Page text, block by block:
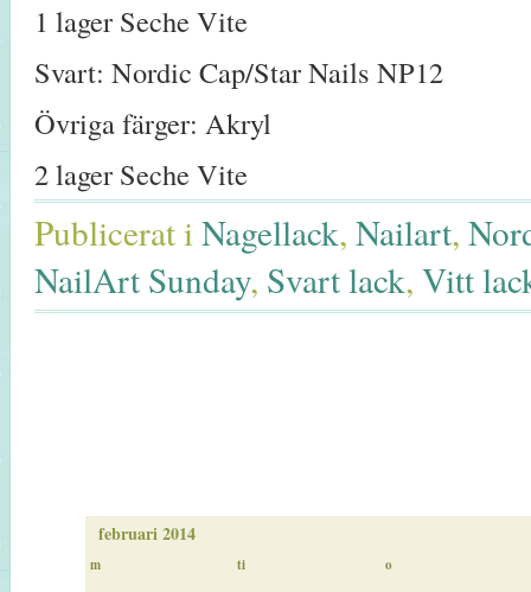
1 lager Seche Vite
Svart: Nordic Cap/Star Nails NP12
Övriga färger: Akryl
2 lager Seche Vite
Publicerat iNagellack, Nailart,
NailArt Sunday, Svart lack, Vitt
februari 2014
m ti o